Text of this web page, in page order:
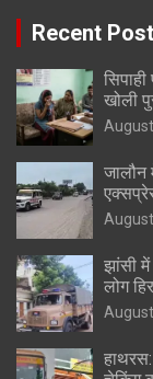
Recent
खोली
जालौन
झांसी
लोग
हाथरस: